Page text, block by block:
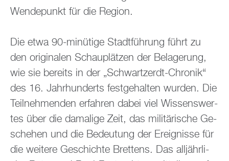
Wen­de­punkt für die Re­gi­on.
Die etwa 90-mi­nü­ti­ge Stadt­füh­rung führt zu
den ori­gi­na­len Schau­plät­zen der Be­la­ge­rung,
wie sie be­reits in der „Schwart­zerdt-Chro­nik“
des 16. Jahr­hun­derts fest­ge­hal­ten wur­den. Die
Teil­neh­men­den er­fah­ren dabei viel Wis­sens­wer­
tes über die da­ma­li­ge Zeit, das mi­li­tä­ri­sche Ge­
sche­hen und die Be­deu­tung der Er­eig­nis­se für
die wei­te­re Ge­schich­te Brettens. Das all­jähr­li­